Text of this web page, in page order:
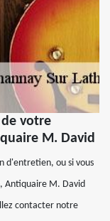
votre
M. David
d'entretien, ou si vous
Antiquaire M. David
contacter notre